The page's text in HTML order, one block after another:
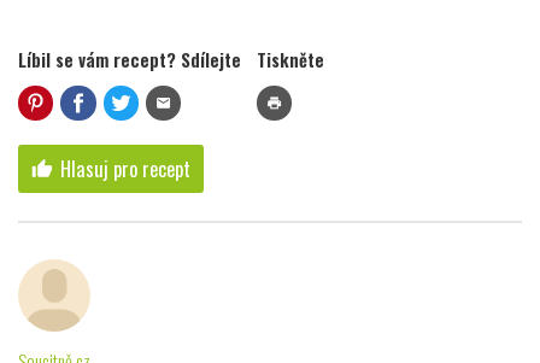
Líbil se vám recept? Sdílejte
mail
Tiskněte
print
thumb_up Hlasuj pro recept